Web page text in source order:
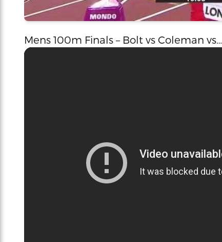
Mens 100m Finals – Bolt vs Coleman vs…